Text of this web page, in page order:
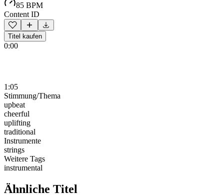
85 BPM
Content ID
Titel kaufen
0:00
1:05
Stimmung/Thema
upbeat
cheerful
uplifting
traditional
Instrumente
strings
Weitere Tags
instrumental
Ähnliche Titel